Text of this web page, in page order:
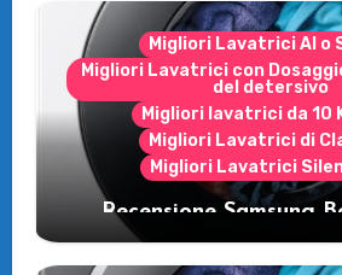
Migliori Lavatrici AI o
Migliori Lavatrici con
del detersivo
Migliori lavatrici da 10
Migliori Lavatrici di
Migliori Lavatrici
Recensione Samsung
WW11DB7B94GE/U3:
intelligente che fa